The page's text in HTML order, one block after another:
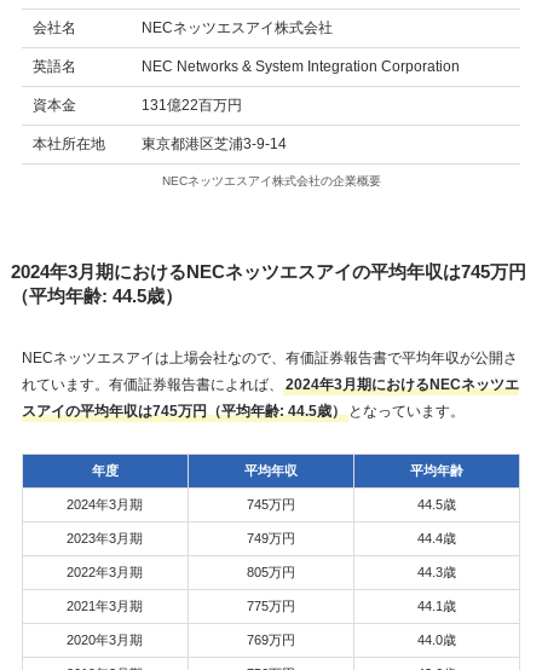
会社名 NECネッツエスアイ株式会社
英語名 NEC Networks & System Integration Corporation
資本金 131億22百万円
本社所在地 東京都港区芝浦3-9-14
NECネッツエスアイ株式会社の企業概要
2024年3月期におけるNECネッツエスアイの平均年収は745万円
（平均年齢: 44.5歳）
NECネッツエスアイは上場会社なので、有価証券報告書で平均年収が公開さ
れています。有価証券報告書によれば、
2024年3月期におけるNECネッツエ
スアイの平均年収は745万円（平均年齢: 44.5歳）となっています。
年度 平均年収 平均年齢
2024年3月期 745万円 44.5歳
2023年3月期 749万円 44.4歳
2022年3月期 805万円 44.3歳
2021年3月期 775万円 44.1歳
2020年3月期 769万円 44.0歳